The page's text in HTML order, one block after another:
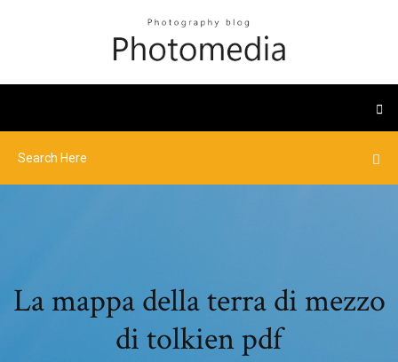
La mappa della terra di mezzo
di tolkien pdf